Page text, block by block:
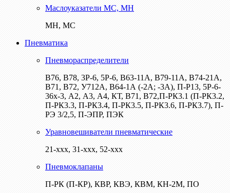
Маслоуказатели МС, МН
МН, МС
Пневматика
Пневмораспределители
В76, В78, 3Р-6, 5Р-6, В63-11А, В79-11А, В74-21А,
В71, В72, У712А, В64-1А (-2А; -3А), П-Р13, 5Р-6-
36х-3, А2, А3, А4, КТ, В71, В72,П-РК3.1 (П-РК3.2,
П-РК3.3, П-РК3.4, П-РК3.5, П-РК3.6, П-РК3.7), П-
РЭ 3/2,5, П-ЭПР, ПЭК
Уравновешиватели пневматические
21-ххх, 31-ххх, 52-ххх
Пневмоклапаны
П-РК (П-КР), КВР, КВЭ, КВМ, КН-2М, ПО